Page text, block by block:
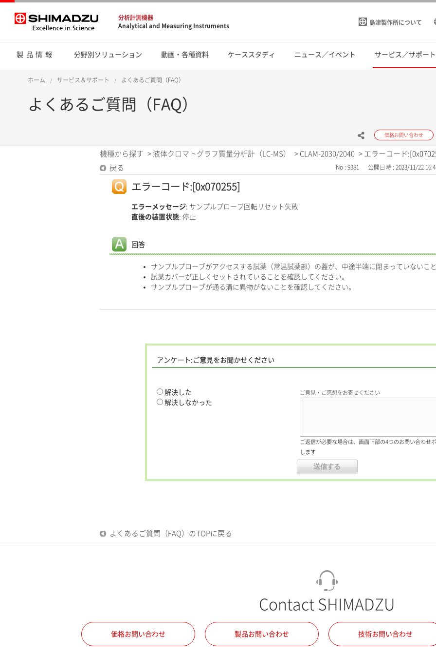
分析計測機器
Analytical and Measuring Instruments
島津製作所について
製品情報 分野別ソリューション 動画・各種資料 ケーススタディ ニュース／イベント サービス／サポート
ホーム サービス＆サポート よくあるご質問（FAQ）
よくあるご質問（FAQ）
価格お問い合わせ
機種から探す > 液体クロマトグラフ質量分析計（LC-MS） > CLAM-2030/2040 > エラーコード
戻る
No : 9381 公開日時 : 2023/11/22
エラーコード:[0x070255]
エラーメッセージ: サンプルプローブ回転リセット失敗
直後の装置状態: 停止
回答
サンプルプローブがアクセスする試薬（常温試薬部）の蓋が、中途半端に閉まっていないこ
試薬カバーが正しくセットされていることを確認してください。
サンプルプローブが通る溝に異物がないことを確認してください。
アンケート:ご意見をお聞かせください
解決した
解決しなかった
ご意見・ご感想をお寄せください
ご返信が必要な場合は、画面下部の4つのお問い合わせ
します
よくあるご質問（FAQ）のTOPに戻る
Contact SHIMADZU
価格お問い合わせ 製品お問い合わせ 技術お問い合わせ